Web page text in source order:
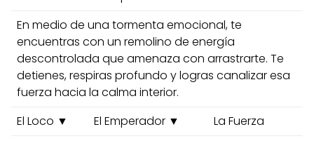
En medio de una tormenta emocional, te
encuentras con un remolino de energía
descontrolada que amenaza con arrastrarte. Te
detienes, respiras profundo y logras canalizar esa
fuerza hacia la calma interior.
El Loco ▼
El Emperador ▼
La Fuerza